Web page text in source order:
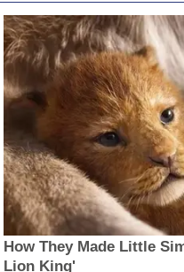
How They Made Little
Lion King'